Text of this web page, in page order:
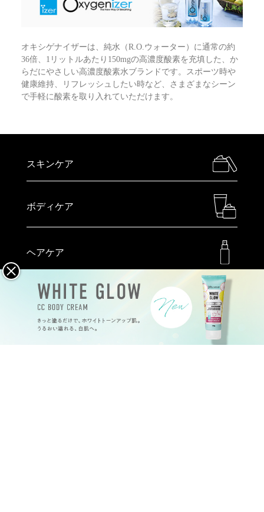
オキシゲナイザーは、純水（R.O.ウォーター）に通常の約
36倍、1リットルあたり150mgの高濃度酸素を充填した、か
らだにやさしい高濃度酸素水ブランドです。スポーツ時や
健康維持、リフレッシュしたい時など、さまざまなシーン
で手軽に酸素を取り入れていただけます。
スキンケア
ボディケア
ヘアケア
メイクアップ
ハンドケア